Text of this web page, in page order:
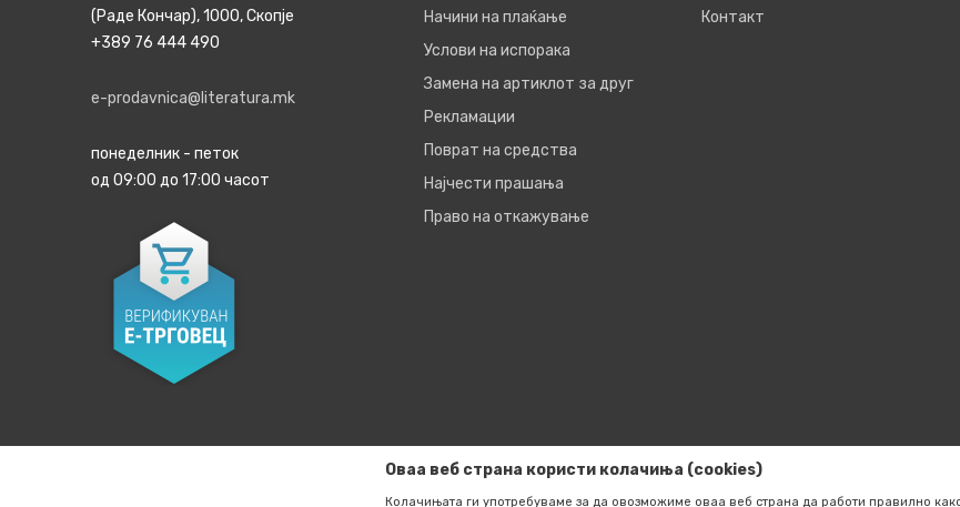
(Раде Кончар), 1000, Скопје
+389 76 444 490
e-prodavnica@literatura.mk
понеделник - петок
од 09:00 до 17:00 часот
Начини на плаќање
Услови на испорака
Замена на артиклот за друг
Рекламации
Поврат на средства
Најчести прашања
Право на откажување
Контакт
Оваа веб страна користи колачиња (cookies)
Колачињата ги употребуваме за да овозможиме оваа веб страна да работи правилно како